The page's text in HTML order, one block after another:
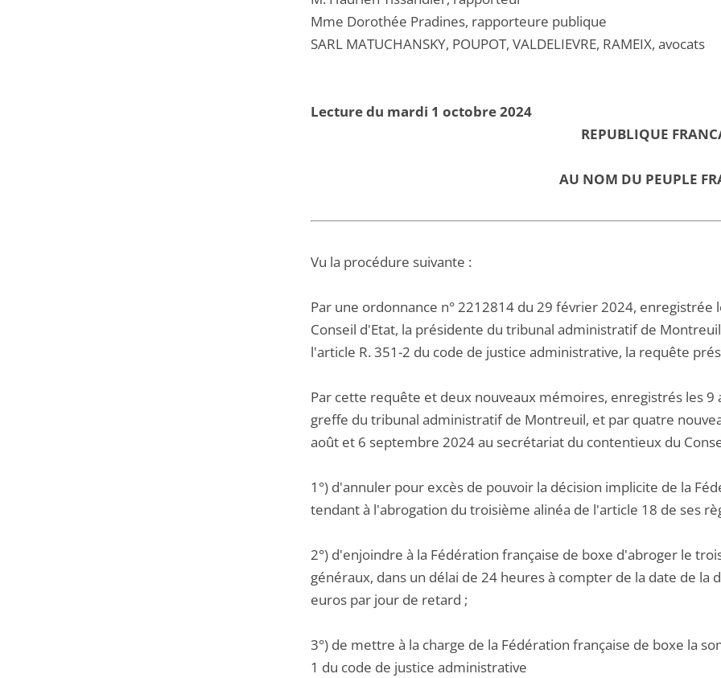
Mme Dorothée Pradines, rapporteure publique
SARL MATUCHANSKY, POUPOT, VALDELIEVRE, RAMEIX, avocats
Lecture du mardi 1 octobre 2024
REPUBLIQUE
AU NOM DU PEUPLE
Vu la procédure suivante :
Par une ordonnance n° 2212814 du 29 février 2024,
Conseil d'Etat, la présidente du tribunal administratif de
l'article R. 351-2 du code de justice administrative, la requête
Par cette requête et deux nouveaux mémoires, enregistrés les
greffe du tribunal administratif de Montreuil, et par quatre
août et 6 septembre 2024 au secrétariat du contentieux du
1°) d'annuler pour excès de pouvoir la décision implicite de la
tendant à l'abrogation du troisième alinéa de l'article 18 de ses
2°) d'enjoindre à la Fédération française de boxe d'abroger le
généraux, dans un délai de 24 heures à compter de la date de
euros par jour de retard ;
3°) de mettre à la charge de la Fédération française de boxe la
1 du code de justice administrative